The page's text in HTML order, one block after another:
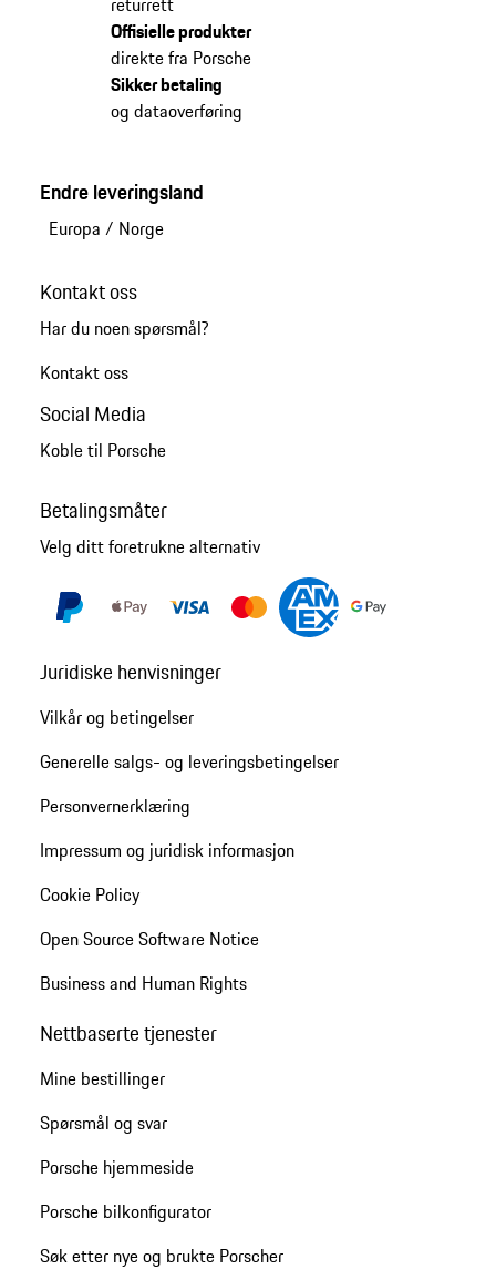
Offisielle produkter
direkte fra Porsche
Sikker betaling
og dataoverføring
Endre leveringsland
Europa / Norge
Kontakt oss
Har du noen spørsmål?
Kontakt oss
Social Media
Koble til Porsche
Betalingsmåter
Velg ditt foretrukne alternativ
Juridiske henvisninger
Vilkår og betingelser
Generelle salgs- og leveringsbetingelser
Personvernerklæring
Impressum og juridisk informasjon
Cookie Policy
Open Source Software Notice
Business and Human Rights
Nettbaserte tjenester
Mine bestillinger
Spørsmål og svar
Porsche hjemmeside
Porsche bilkonfigurator
Søk etter nye og brukte Porscher